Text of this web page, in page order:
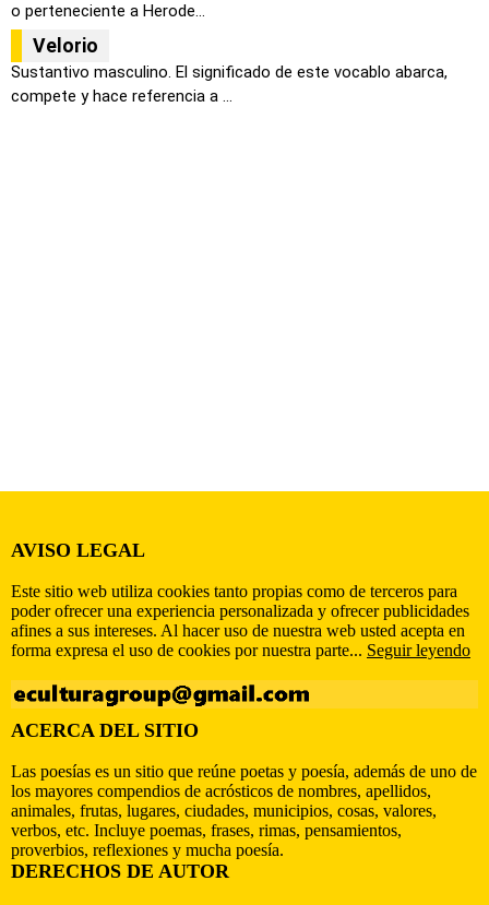
o perteneciente a Herode...
Velorio
Sustantivo masculino. El significado de este vocablo abarca,
compete y hace referencia a ...
AVISO LEGAL
Este sitio web utiliza cookies tanto propias como de terceros para
poder ofrecer una experiencia personalizada y ofrecer publicidades
afines a sus intereses. Al hacer uso de nuestra web usted acepta en
forma expresa el uso de cookies por nuestra parte... Seguir leyendo
ACERCA DEL SITIO
Las poesías es un sitio que reúne poetas y poesía, además de uno de
los mayores compendios de acrósticos de nombres, apellidos,
animales, frutas, lugares, ciudades, municipios, cosas, valores,
verbos, etc. Incluye poemas, frases, rimas, pensamientos,
proverbios, reflexiones y mucha poesía.
DERECHOS DE AUTOR